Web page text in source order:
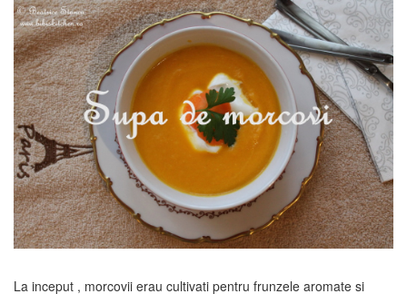
La inceput , morcovii erau cultivati pentru frunzele aromate si